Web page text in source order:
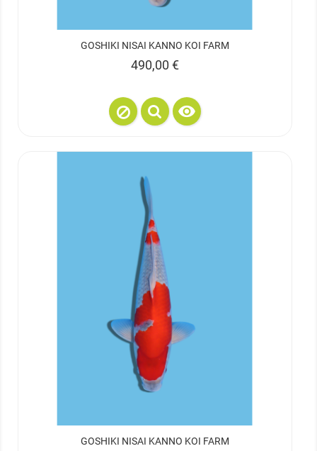
GOSHIKI NISAI KANNO KOI FARM
Prix
490,00 €

GOSHIKI NISAI KANNO KOI FARM